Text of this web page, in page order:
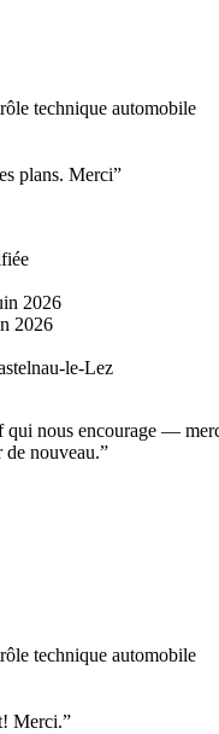
technique automobile
plans. Merci”
2026
2026
le-Lez
qui nous encourage —
nouveau.”
technique automobile
Merci.”